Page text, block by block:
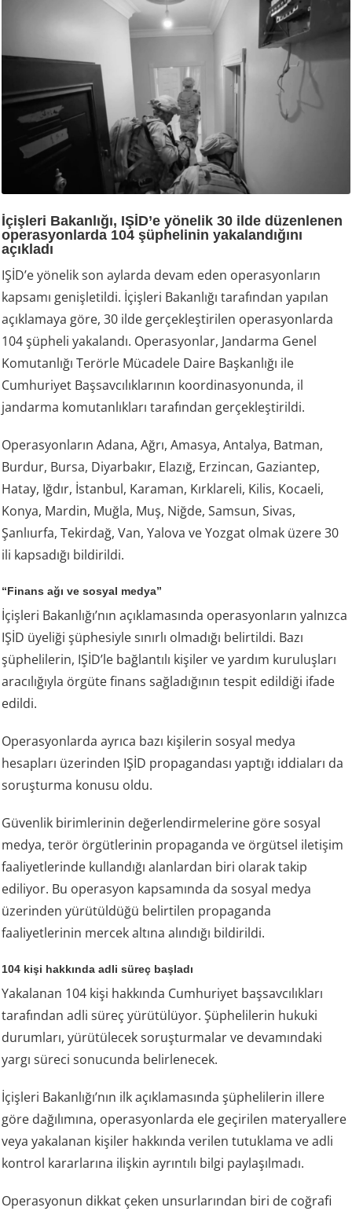
İçişleri Bakanlığı, IŞİD’e yönelik 30 ilde düzenlenen
operasyonlarda 104 şüphelinin yakalandığını
açıkladı
IŞİD’e yönelik son aylarda devam eden operasyonların
kapsamı genişletildi. İçişleri Bakanlığı tarafından yapılan
açıklamaya göre, 30 ilde gerçekleştirilen operasyonlarda
104 şüpheli yakalandı. Operasyonlar, Jandarma Genel
Komutanlığı Terörle Mücadele Daire Başkanlığı ile
Cumhuriyet Başsavcılıklarının koordinasyonunda, il
jandarma komutanlıkları tarafından gerçekleştirildi.
Operasyonların Adana, Ağrı, Amasya, Antalya, Batman,
Burdur, Bursa, Diyarbakır, Elazığ, Erzincan, Gaziantep,
Hatay, Iğdır, İstanbul, Karaman, Kırklareli, Kilis, Kocaeli,
Konya, Mardin, Muğla, Muş, Niğde, Samsun, Sivas,
Şanlıurfa, Tekirdağ, Van, Yalova ve Yozgat olmak üzere 30
ili kapsadığı bildirildi.
“Finans ağı ve sosyal medya”
İçişleri Bakanlığı’nın açıklamasında operasyonların yalnızca
IŞİD üyeliği şüphesiyle sınırlı olmadığı belirtildi. Bazı
şüphelilerin, IŞİD’le bağlantılı kişiler ve yardım kuruluşları
aracılığıyla örgüte finans sağladığının tespit edildiği ifade
edildi.
Operasyonlarda ayrıca bazı kişilerin sosyal medya
hesapları üzerinden IŞİD propagandası yaptığı iddiaları da
soruşturma konusu oldu.
Güvenlik birimlerinin değerlendirmelerine göre sosyal
medya, terör örgütlerinin propaganda ve örgütsel iletişim
faaliyetlerinde kullandığı alanlardan biri olarak takip
ediliyor. Bu operasyon kapsamında da sosyal medya
üzerinden yürütüldüğü belirtilen propaganda
faaliyetlerinin mercek altına alındığı bildirildi.
104 kişi hakkında adli süreç başladı
Yakalanan 104 kişi hakkında Cumhuriyet başsavcılıkları
tarafından adli süreç yürütülüyor. Şüphelilerin hukuki
durumları, yürütülecek soruşturmalar ve devamındaki
yargı süreci sonucunda belirlenecek.
İçişleri Bakanlığı’nın ilk açıklamasında şüphelilerin illere
göre dağılımına, operasyonlarda ele geçirilen materyallere
veya yakalanan kişiler hakkında verilen tutuklama ve adli
kontrol kararlarına ilişkin ayrıntılı bilgi paylaşılmadı.
Operasyonun dikkat çeken unsurlarından biri de coğrafi